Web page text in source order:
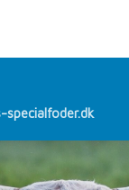
specialfoder.dk